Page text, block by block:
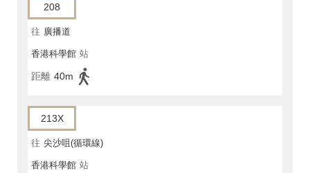
208
往 廣播道
香港科學館 站
距離 40m
213X
往 尖沙咀(循環線)
香港科學館 站